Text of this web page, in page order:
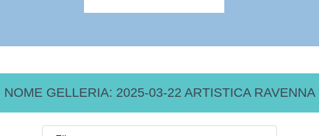
NOME GELLERIA: 2025-03-22 ARTISTICA RAVENNA